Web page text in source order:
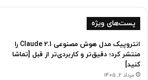
پست‌های ویژه
انتروپیک مدل هوش مصنوعی Claude 2.1 را
منتشر کرد؛ دقیق‌تر و کاربردی‌تر از قبل [تماشا
کنید]
مرداد 2, 1405